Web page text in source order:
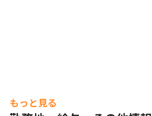
もっと見る